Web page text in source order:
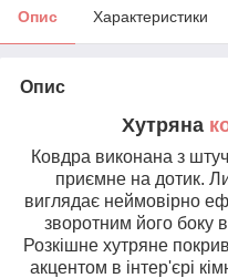
Опис Характеристики
Опис
Хутряна
Ковдра виконана з
приємне на дотик.
виглядає неймовірно
зворотним його боку
Розкішне хутряне
акцентом в інтер'єрі